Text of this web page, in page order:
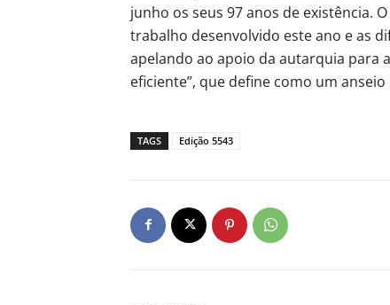
junho os seus 97 anos de existência.
trabalho desenvolvido este ano e as
apelando ao apoio da autarquia para
eficiente”, que define como um
TAGS Edição 5543